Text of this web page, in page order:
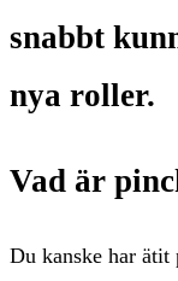
snabbt
nya roller.
Vad är
Du kanske har ätit